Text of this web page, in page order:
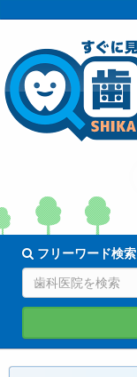
フリーワード検索